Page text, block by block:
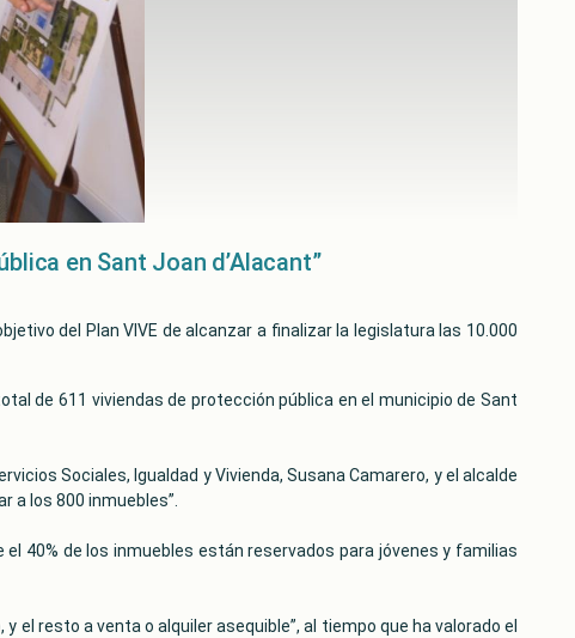
en Sant Joan d’Alacant”
del Plan VIVE de alcanzar a finalizar la legislatura las 10.000
de 611 viviendas de protección pública en el municipio de Sant
Sociales, Igualdad y Vivienda, Susana Camarero, y el alcalde
a los 800 inmuebles”.
40% de los inmuebles están reservados para jóvenes y familias
el resto a venta o alquiler asequible”, al tiempo que ha valorado el